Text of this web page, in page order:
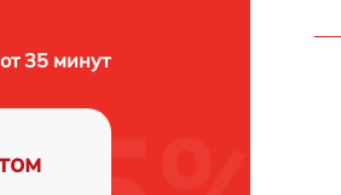
35 минут